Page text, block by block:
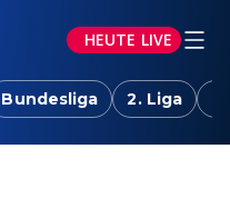
HEUTE LIVE
Bundesliga 2. Liga